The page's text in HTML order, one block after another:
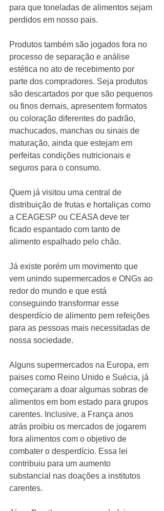
para que toneladas de alimentos sejam
perdidos em nosso pais.
Produtos também são jogados fora no
processo de separação e análise
estética no ato de recebimento por
parte dos compradores. Seja produtos
são descartados por que são pequenos
ou finos demais, apresentem formatos
ou coloração diferentes do padrão,
machucados, manchas ou sinais de
maturação, ainda que estejam em
perfeitas condições nutricionais e
seguros para o consumo.
Quem já visitou uma central de
distribuição de frutas e hortaliças como
a CEAGESP ou CEASA deve ter
ficado espantado com tanto de
alimento espalhado pelo chão.
Já existe porém um movimento que
vem unindo supermercados e ONGs ao
redor do mundo e que está
conseguindo transformar esse
desperdício de alimento pem refeições
para as pessoas mais necessitadas de
nossa sociedade.
Alguns supermercados na Europa, em
paises como Reino Unido e Suécia, já
começaram a doar algumas sobras de
alimentos em bom estado para grupos
carentes. Inclusive, a França anos
atrás proibiu os mercados de jogarem
fora alimentos com o objetivo de
combater o desperdício. Essa lei
contribuiu para um aumento
substancial nas doações a institutos
carentes.